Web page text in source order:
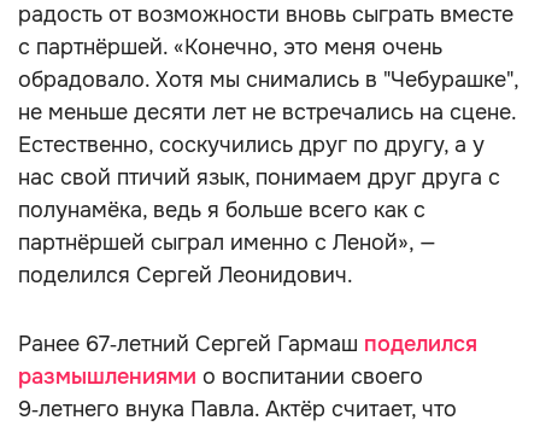
радость от возможности вновь сыграть вместе
с партнёршей. «Конечно, это меня очень
обрадовало. Хотя мы снимались в "Чебурашке",
не меньше десяти лет не встречались на сцене.
Естественно, соскучились друг по другу, а у
нас свой птичий язык, понимаем друг друга с
полунамёка, ведь я больше всего как с
партнёршей сыграл именно с Леной», —
поделился Сергей Леонидович.
Ранее 67‑летний Сергей Гармаш поделился
размышлениями о воспитании своего
9‑летнего внука Павла. Актёр считает, что